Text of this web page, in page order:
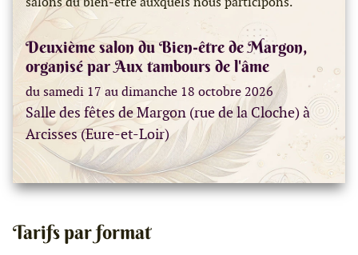
Deuxième salon du Bien-être de Margon,
organisé par Aux tambours de l'âme
du samedi 17 au dimanche 18 octobre 2026
Salle des fêtes de Margon (rue de la Cloche) à
Arcisses (Eure-et-Loir)
Tarifs par format